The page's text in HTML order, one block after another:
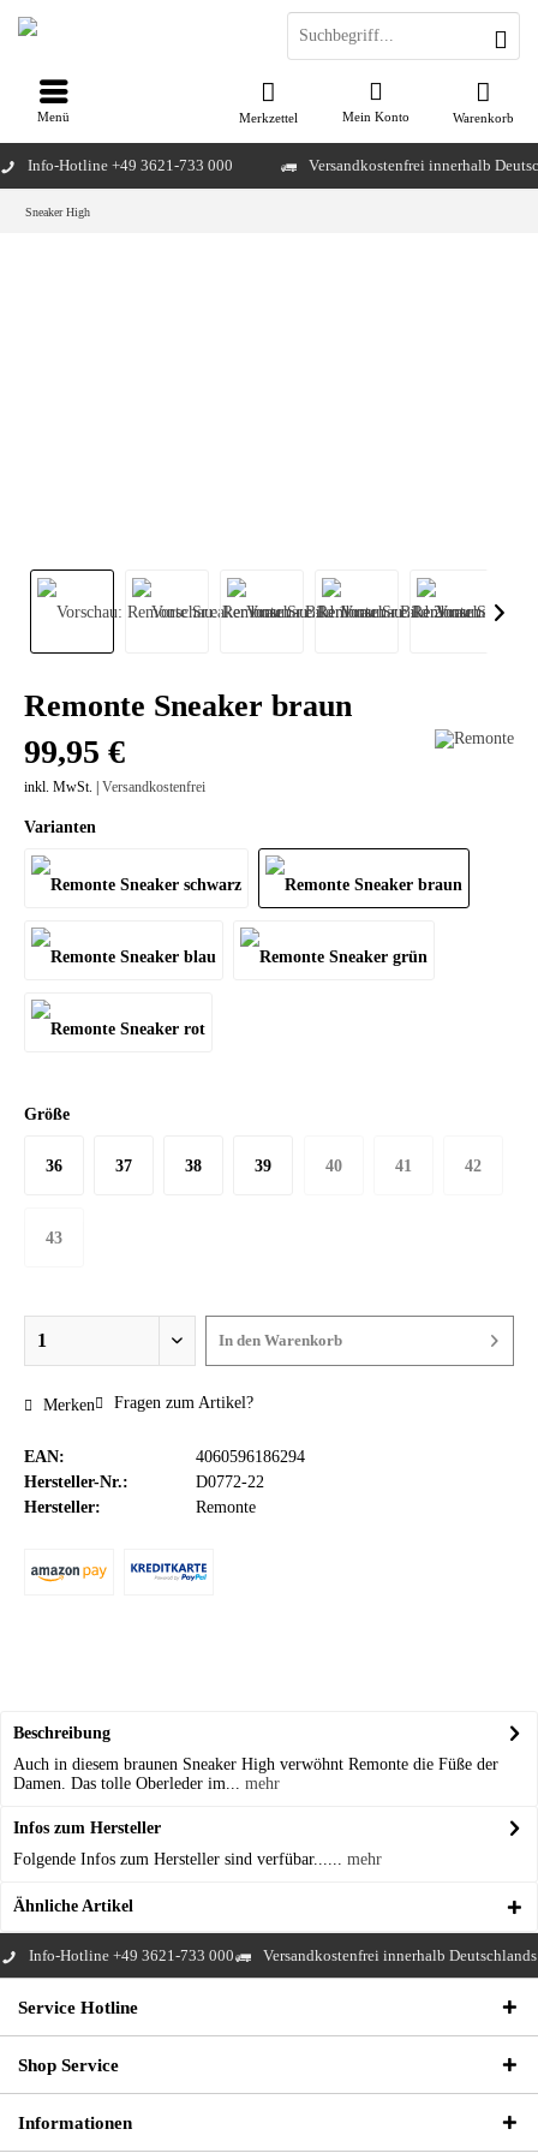
Info-Hotline +49 3621-733 000 Versandkostenfrei innerhalb
Warenkorb
Merkzettel Mein Konto
Menü
Sneaker High
Remonte Sneaker braun
99,95 €
inkl. MwSt. | Versandkostenfrei
Varianten
Größe
36 37 38 39 40 41 42
43
In den Warenkorb
Merken Fragen zum Artikel?
EAN:
4060596186294
Hersteller-Nr.:
D0772-22
Hersteller:
Remonte
Beschreibung
Auch in diesem braunen Sneaker High verwöhnt Remonte die Füße der
Damen. Das tolle Oberleder im... mehr
Infos zum Hersteller
Folgende Infos zum Hersteller sind verfübar...... mehr
Ähnliche Artikel
Info-Hotline +49 3621-733 000 Versandkostenfrei innerhalb Deutschlands
Service Hotline
Shop Service
Informationen